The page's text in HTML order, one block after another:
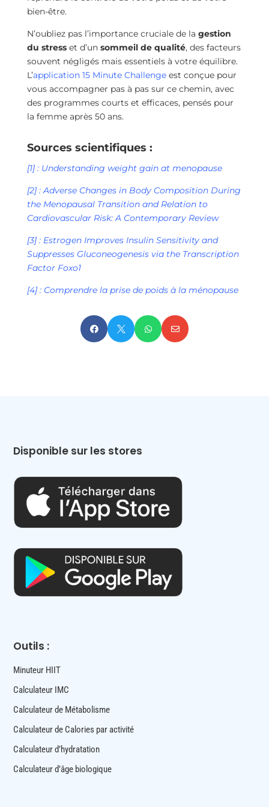
bien-être.
N’oubliez pas l’importance cruciale de la gestion
du stresset d’un sommeil de qualité, des facteurs
souvent négligés mais essentiels à votre équilibre.
L’application 15 Minute Challengeest conçue pour
vous accompagner pas à pas sur ce chemin, avec
des programmes courts et efficaces, pensés pour
la femme après 50 ans.
Sources scientifiques :
[1] : Understanding weight gain at menopause
[2] : Adverse Changes in Body Composition During
the Menopausal Transition and Relation to
Cardiovascular Risk: A Contemporary Review
[3] : Estrogen Improves Insulin Sensitivity and
Suppresses Gluconeogenesis via the Transcription
Factor Foxo1
[4] : Comprendre la prise de poids à la ménopause
   
Disponible sur les stores
Outils :
Minuteur HIIT
Calculateur IMC
Calculateur de Métabolisme
Calculateur de Calories par activité
Calculateur d’hydratation
Calculateur d’âge biologique